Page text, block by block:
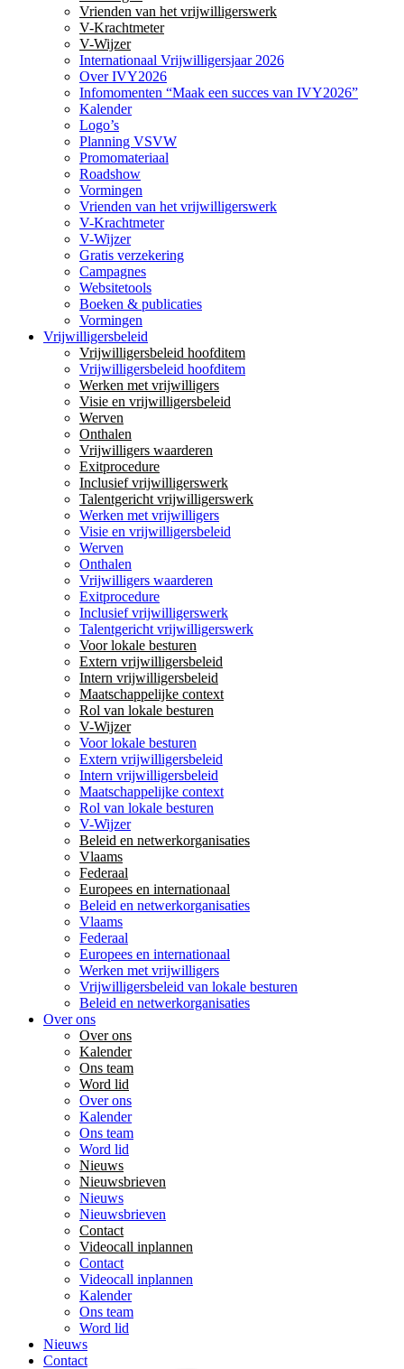
Vrienden van het vrijwilligerswerk
V-Krachtmeter
V-Wijzer
Internationaal Vrijwilligersjaar 2026
Over IVY2026
Infomomenten “Maak een succes van IVY2026”
Kalender
Logo’s
Planning VSVW
Promomateriaal
Roadshow
Vormingen
Vrienden van het vrijwilligerswerk
V-Krachtmeter
V-Wijzer
Gratis verzekering
Campagnes
Websitetools
Boeken & publicaties
Vormingen
Vrijwilligersbeleid
Vrijwilligersbeleid hoofditem
Vrijwilligersbeleid hoofditem
Werken met vrijwilligers
Visie en vrijwilligersbeleid
Werven
Onthalen
Vrijwilligers waarderen
Exitprocedure
Inclusief vrijwilligerswerk
Talentgericht vrijwilligerswerk
Werken met vrijwilligers
Visie en vrijwilligersbeleid
Werven
Onthalen
Vrijwilligers waarderen
Exitprocedure
Inclusief vrijwilligerswerk
Talentgericht vrijwilligerswerk
Voor lokale besturen
Extern vrijwilligersbeleid
Intern vrijwilligersbeleid
Maatschappelijke context
Rol van lokale besturen
V-Wijzer
Voor lokale besturen
Extern vrijwilligersbeleid
Intern vrijwilligersbeleid
Maatschappelijke context
Rol van lokale besturen
V-Wijzer
Beleid en netwerkorganisaties
Vlaams
Federaal
Europees en internationaal
Beleid en netwerkorganisaties
Vlaams
Federaal
Europees en internationaal
Werken met vrijwilligers
Vrijwilligersbeleid van lokale besturen
Beleid en netwerkorganisaties
Over ons
Over ons
Kalender
Ons team
Word lid
Over ons
Kalender
Ons team
Word lid
Nieuws
Nieuwsbrieven
Nieuws
Nieuwsbrieven
Contact
Videocall inplannen
Contact
Videocall inplannen
Kalender
Ons team
Word lid
Nieuws
Contact